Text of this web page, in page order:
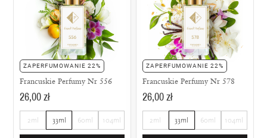
ZAPERFUMOWANIE 22%
Francuskie Perfumy Nr 556
26,00 zł
2ml 33ml 60ml 104ml
ZAPERFUMOWANIE 22%
Francuskie Perfumy Nr 578
26,00 zł
2ml 33ml 60ml 104ml